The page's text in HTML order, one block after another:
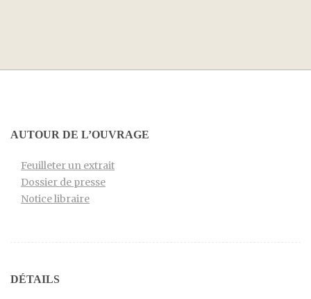
AUTOUR DE L’OUVRAGE
Feuilleter un extrait
Dossier de presse
Notice libraire
DÉTAILS